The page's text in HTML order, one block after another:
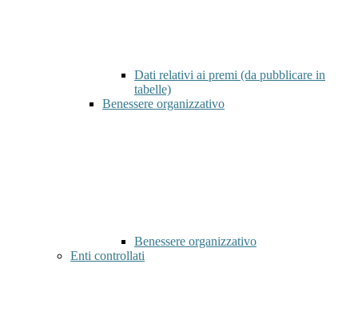
Dati relativi ai premi (da pubblicare in
tabelle)
Benessere organizzativo
Benessere organizzativo
Enti controllati